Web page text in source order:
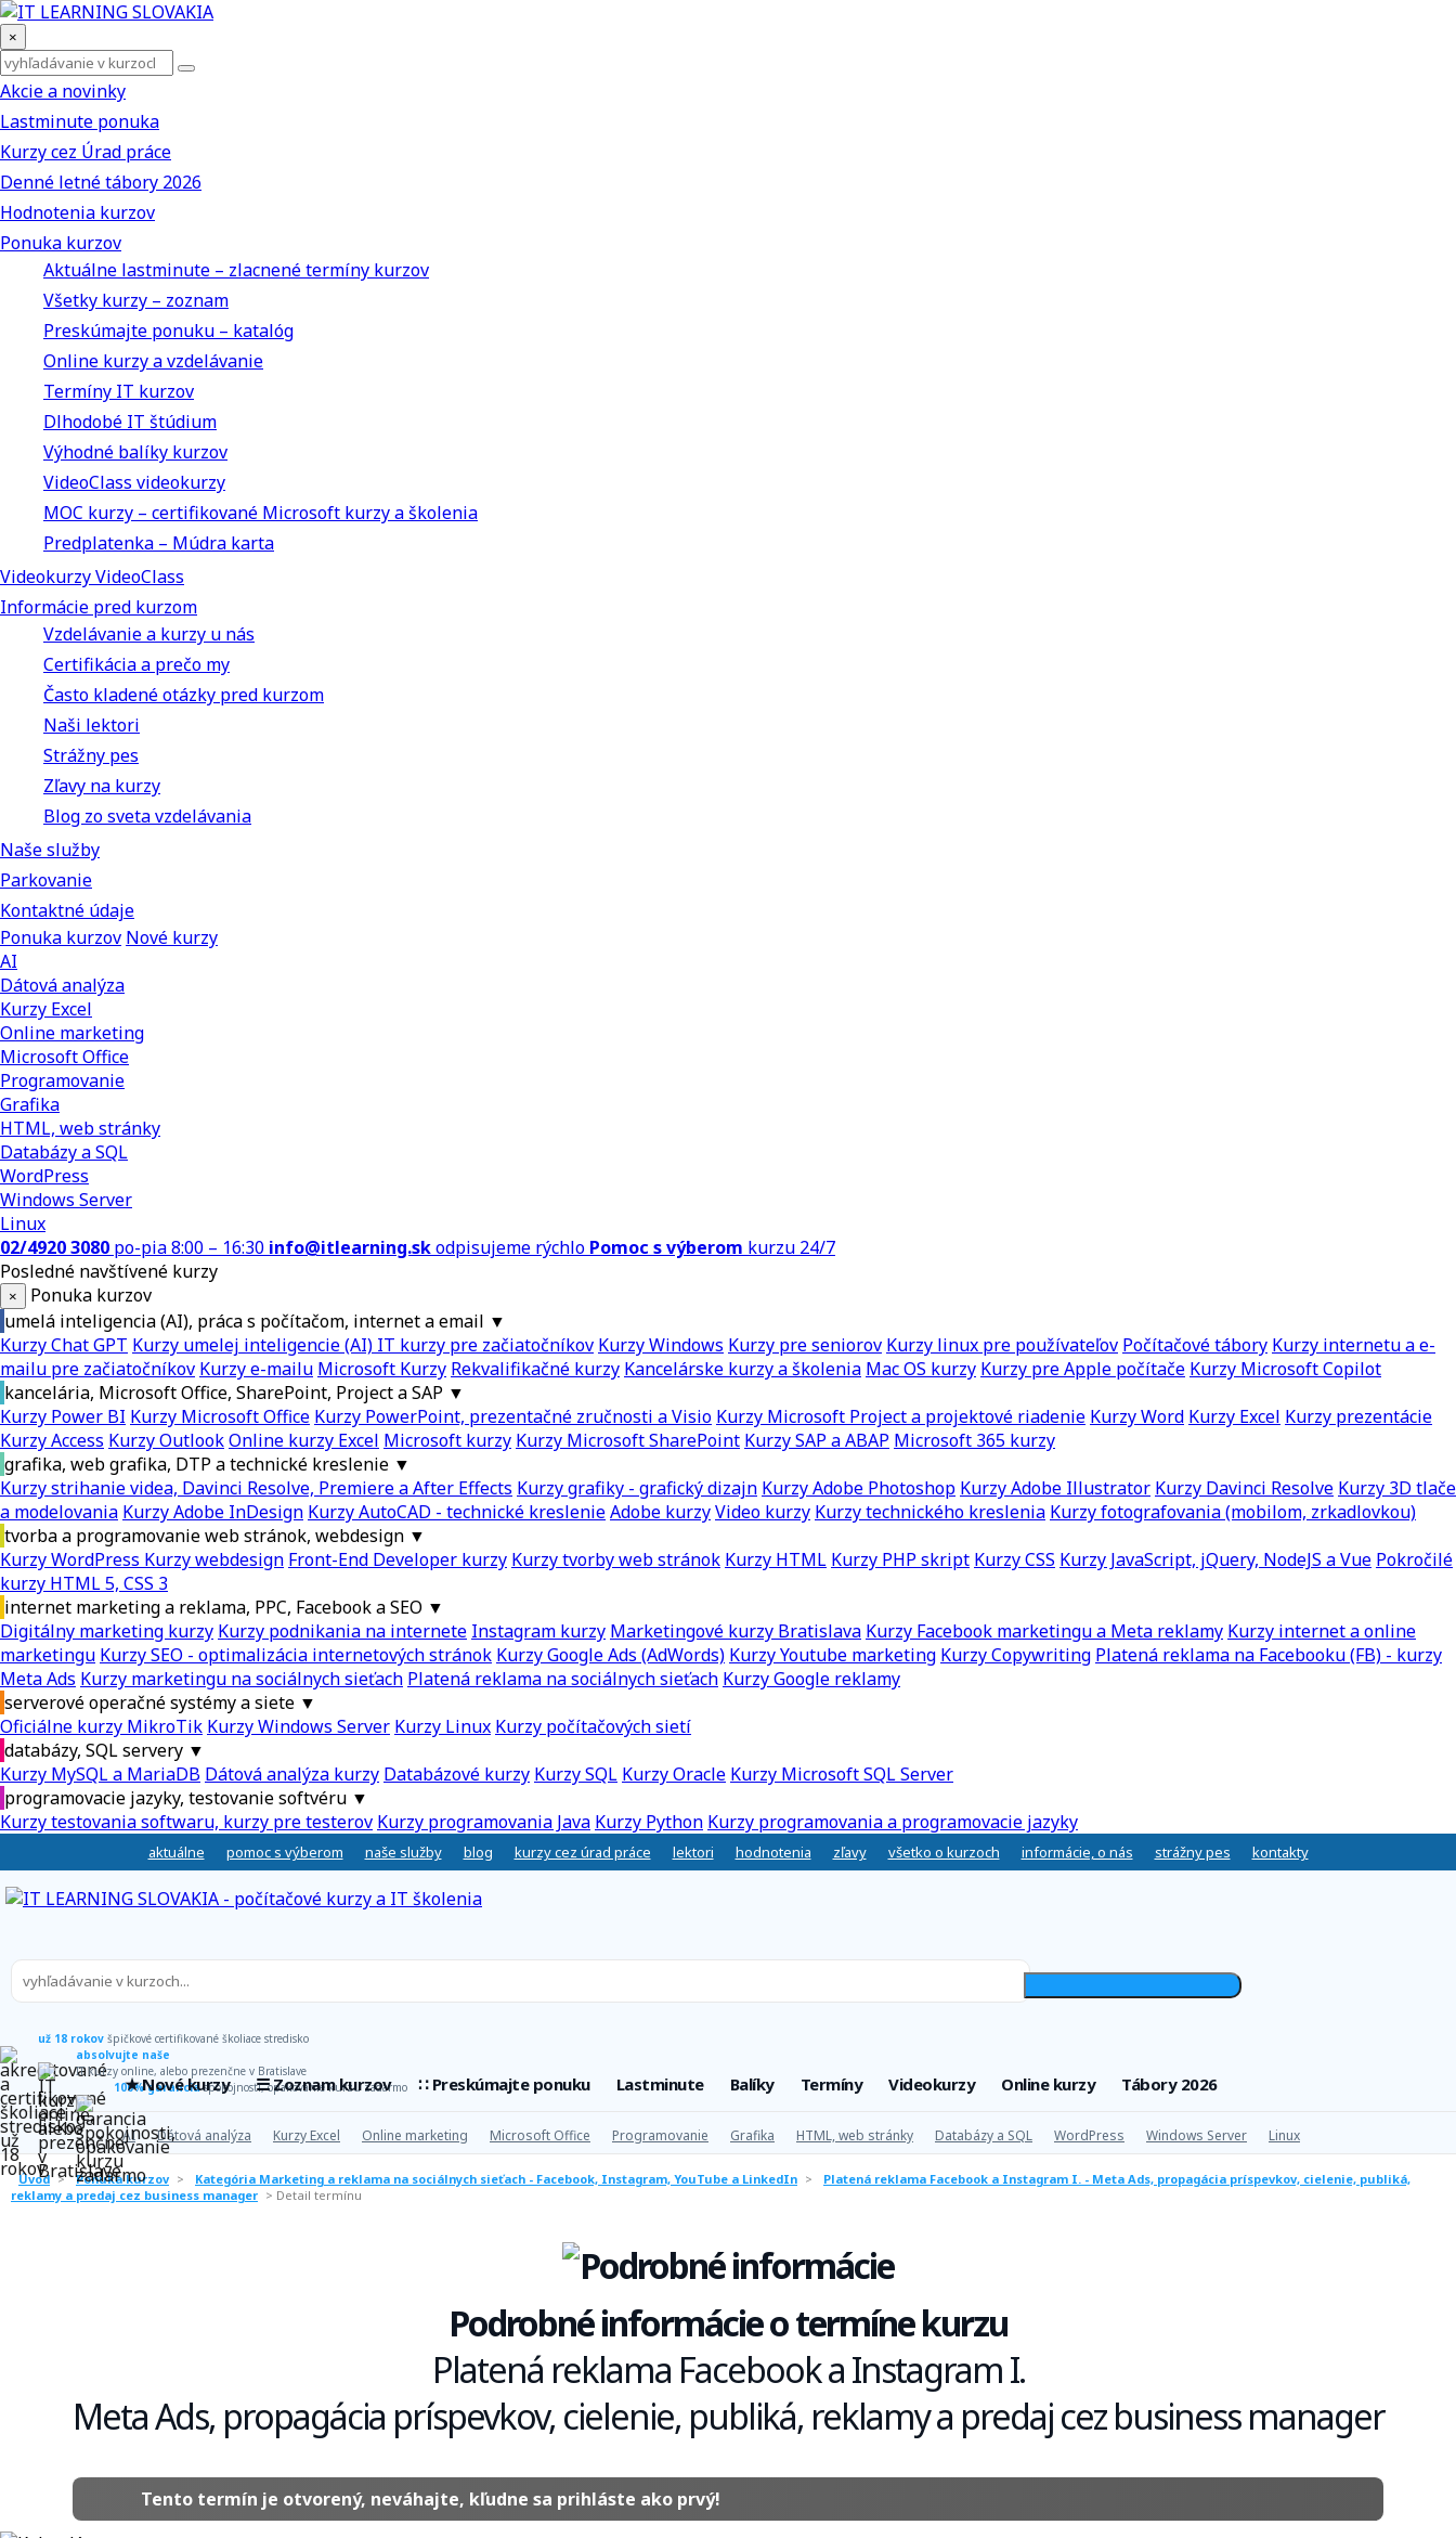
×
Akcie a novinky
Lastminute ponuka
Kurzy cez Úrad práce
Denné letné tábory 2026
Hodnotenia kurzov
Ponuka kurzov
Aktuálne lastminute – zlacnené termíny kurzov
Všetky kurzy – zoznam
Preskúmajte ponuku – katalóg
Online kurzy a vzdelávanie
Termíny IT kurzov
Dlhodobé IT štúdium
Výhodné balíky kurzov
VideoClass videokurzy
MOC kurzy – certifikované Microsoft kurzy a školenia
Predplatenka – Múdra karta
Videokurzy VideoClass
Informácie pred kurzom
Vzdelávanie a kurzy u nás
Certifikácia a prečo my
Často kladené otázky pred kurzom
Naši lektori
Strážny pes
Zľavy na kurzy
Blog zo sveta vzdelávania
Naše služby
Parkovanie
Kontaktné údaje
Ponuka kurzov Nové kurzy
AI
Dátová analýza
Kurzy Excel
Online marketing
Microsoft Office
Programovanie
Grafika
HTML, web stránky
Databázy a SQL
WordPress
Windows Server
Linux
02/4920 3080 po-pia 8:00 – 16:30 info@itlearning.skodpisujeme rýchlo Pomoc s výberom kurzu 24/7
Posledné navštívené kurzy
×
Ponuka kurzov
umelá inteligencia (AI), práca s počítačom, internet a email ▼
Kurzy Chat GPT Kurzy umelej inteligencie (AI) IT kurzy pre začiatočníkov Kurzy Windows Kurzy pre seniorov Kurzy linux pre používateľov Počítačové tábory Kurzy internetu a e-
mailu pre začiatočníkov Kurzy e-mailu Microsoft Kurzy Rekvalifikačné kurzy Kancelárske kurzy a školenia Mac OS kurzy Kurzy pre Apple počítače Kurzy Microsoft Copilot
kancelária, Microsoft Office, SharePoint, Project a SAP ▼
Kurzy Power BI Kurzy Microsoft Office Kurzy PowerPoint, prezentačné zručnosti a Visio Kurzy Microsoft Project a projektové riadenie Kurzy Word Kurzy Excel Kurzy prezentácie
Kurzy Access Kurzy OutlookOnline kurzy Excel Microsoft kurzy Kurzy Microsoft SharePoint Kurzy SAP a ABAP Microsoft 365 kurzy
grafika, web grafika, DTP a technické kreslenie ▼
Kurzy strihanie videa, Davinci Resolve, Premiere a After Effects Kurzy grafiky - grafický dizajn Kurzy Adobe Photoshop Kurzy Adobe Illustrator Kurzy Davinci Resolve Kurzy 3D tlače
a modelovania Kurzy Adobe InDesign Kurzy AutoCAD - technické kreslenieAdobe kurzyVideo kurzy Kurzy technického kreslenia Kurzy fotografovania (mobilom, zrkadlovkou)
tvorba a programovanie web stránok, webdesign ▼
Kurzy WordPress Kurzy webdesign Front-End Developer kurzy Kurzy tvorby web stránok Kurzy HTML Kurzy PHP skript Kurzy CSS Kurzy JavaScript, jQuery, NodeJS a Vue Pokročilé
kurzy HTML 5, CSS 3
internet marketing a reklama, PPC, Facebook a SEO ▼
Digitálny marketing kurzy Kurzy podnikania na internete Instagram kurzy Marketingové kurzy Bratislava Kurzy Facebook marketingu a Meta reklamy Kurzy internet a online
marketingu Kurzy SEO - optimalizácia internetových stránok Kurzy Google Ads (AdWords) Kurzy Youtube marketing Kurzy Copywriting Platená reklama na Facebooku (FB) - kurzy
Meta Ads Kurzy marketingu na sociálnych sieťach Platená reklama na sociálnych sieťach Kurzy Google reklamy
serverové operačné systémy a siete ▼
Oficiálne kurzy MikroTik Kurzy Windows Server Kurzy Linux Kurzy počítačových sietí
databázy, SQL servery ▼
Kurzy MySQL a MariaDB Dátová analýza kurzy Databázové kurzy Kurzy SQL Kurzy Oracle Kurzy Microsoft SQL Server
programovacie jazyky, testovanie softvéru ▼
Kurzy testovania softwaru, kurzy pre testerov Kurzy programovania Java Kurzy Python Kurzy programovania a programovacie jazyky
aktuálne pomoc s výberom naše služby blog kurzy cez úrad práce lektori hodnotenia zľavy všetko o kurzoch informácie, o nás strážny pes kontakty
už 18 rokov špičkové certifikované školiace stredisko
absolvujte naše
IT kurzy online, alebo prezenčne v Bratislave
100% garanciaspokojnosti, opakovanie kurzu zadarmo
★ Nové kurzy ☰ Zoznam kurzov ∷ Preskúmajte ponuku Lastminute Balíky Termíny Videokurzy Online kurzy Tábory 2026
AI Dátová analýza Kurzy Excel Online marketing Microsoft Office Programovanie Grafika HTML, web stránky Databázy a SQL WordPress Windows Server Linux
Úvod > Ponuka kurzov > Kategória Marketing a reklama na sociálnych sieťach - Facebook, Instagram, YouTube a LinkedIn >
Platená reklama Facebook a Instagram I. - Meta Ads, propagácia príspevkov, cielenie, publiká,
reklamy a predaj cez business manager > Detail termínu
Podrobné informácie o termíne kurzu
Platená reklama Facebook a Instagram I.
Meta Ads, propagácia príspevkov, cielenie, publiká, reklamy a predaj cez business manager
Tento termín je otvorený, neváhajte, kľudne sa prihláste ako prvý!